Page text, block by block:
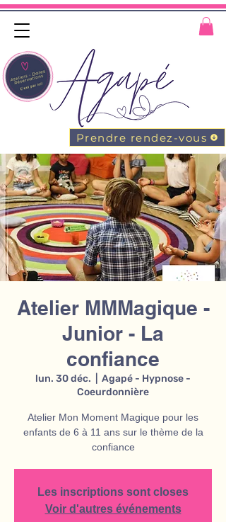
Prendre rendez-vous
Atelier MMMagique -
Junior - La
confiance
lun. 30 déc.
Agapé - Hypnose -
Coeurdonnière
Atelier Mon Moment Magique pour les
enfants de 6 à 11 ans sur le thème de la
confiance
Les inscriptions sont closes
Voir d'autres événements